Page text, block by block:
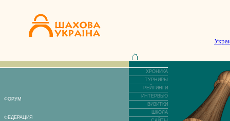
ФОРУМ
ФЕДЕРАЦИЯ
ХРОНИКА
ТУРНИРЫ
РЕЙТИНГИ
ИНТЕРВЬЮ
ВИЗИТКИ
ШКОЛА